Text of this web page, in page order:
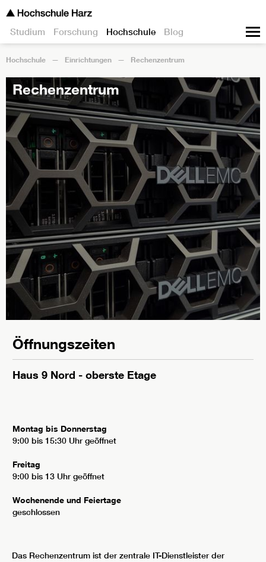
Studium Forschung Hochschule Blog
Hochschule Einrichtungen Rechenzentrum
Rechenzentrum
Öffnungszeiten
Haus 9 Nord - oberste Etage
Montag bis Donnerstag
9:00 bis 15:30 Uhr geöffnet
Freitag
9:00 bis 13 Uhr geöffnet
Wochenende und Feiertage
geschlossen
Das Rechenzentrum ist der zentrale IT-Dienstleister der